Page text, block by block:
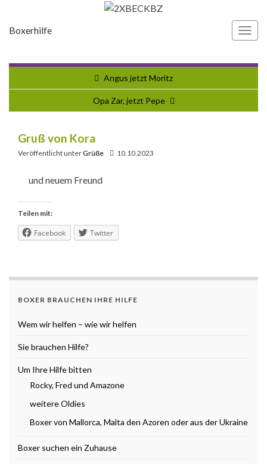
Boxerhilfe
Angus jetzt Moritz
Opa Zar, jetzt Pepe
Gruß von Kora
Veröffentlicht unterGrüße 10.10.2023
und neuem Freund
Teilen mit:
Facebook Twitter
BOXER BRAUCHEN IHRE HILFE
Wem wir helfen – wie wir helfen
Sie brauchen Hilfe?
Um Ihre Hilfe bitten
Rocky, Fred und Amazone
weitere Oldies
Boxer von Mallorca, Malta den Azoren oder aus der Ukraine
Boxer suchen ein Zuhause